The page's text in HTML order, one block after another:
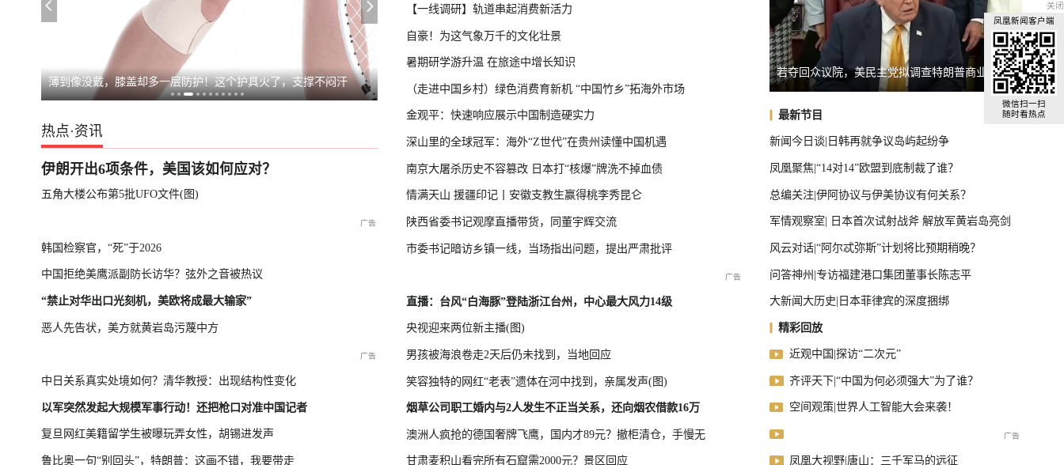
薄到像没戴，膝盖却多一层防护！这个护具火了，支撑不闷汗 U17国足晋级决赛 全球汽车前十，中国占了三把椅子
热点 ·资讯
伊朗开出6项条件，美国该如何应对？
五角大楼公布第5批UFO文件(图)
韩国检察官，“死”于2026
中国拒绝美鹰派副防长访华？弦外之音被热议
“禁止对华出口光刻机，美欧将成最大输家”
恶人先告状，美方就黄岩岛污蔑中方
中日关系真实处境如何？清华教授：出现结构性变化
以军突然发起大规模军事行动！还把枪口对准中国记者
复旦网红美籍留学生被曝玩弄女性，胡锡进发声
鲁比奥一句“别回头”，特朗普：这画不错，我要带走
【一线调研】轨道串起消费新活力
自豪！为这气象万千的文化壮景
暑期研学游升温 在旅途中增长知识
（走进中国乡村）绿色消费育新机 “中国竹乡”拓海外市场
金观平：快速响应展示中国制造硬实力
深山里的全球冠军：海外“Z世代”在贵州读懂中国机遇
南京大屠杀历史不容篡改 日本打“核爆”牌洗不掉血债
情满天山 援疆印记丨安徽支教生赢得桃李秀昆仑
陕西省委书记观摩直播带货，同董宇辉交流
市委书记暗访乡镇一线，当场指出问题，提出严肃批评
直播：台风“白海豚”登陆浙江台州，中心最大风力14级
央视迎来两位新主播(图)
男孩被海浪卷走2天后仍未找到，当地回应
笑容独特的网红“老表”遗体在河中找到，亲属发声(图)
烟草公司职工婚内与2人发生不正当关系，还向烟农借款16万
澳洲人疯抢的德国奢牌飞鹰，国内才89元？撤柜清仓，手慢无
甘肃麦积山看完所有石窟需2000元？景区回应
若夺回众议院，美民主党拟调查特朗普商业圈 巴西
最新节目
新闻今日谈|日韩再就争议岛屿起纷争
凤凰聚焦|“14对14”欧盟到底制裁了谁？
总编关注|伊阿协议与伊美协议有何关系？
军情观察室| 日本首次试射战斧 解放军黄岩岛亮剑
风云对话|“阿尔忒弥斯”计划将比预期稍晚？
问答神州|专访福建港口集团董事长陈志平
大新闻大历史|日本菲律宾的深度捆绑
精彩回放
近观中国|探访“二次元”
齐评天下|“中国为何必须强大”为了谁？
空间观策|世界人工智能大会来袭！
凤凰大视野|唐山：三千军马的远征
关闭
凤凰新闻客户端
微信扫一扫
随时看热点